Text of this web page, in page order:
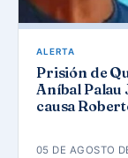
ALERTA
Prisión de
Aníbal Palau
causa
05 DE AGOSTO